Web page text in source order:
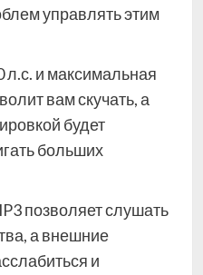
управлять этим
и максимальная
вам скучать, а
будет
больших
позволяет слушать
а внешние
и